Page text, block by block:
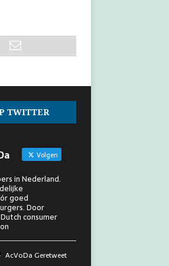
TWITTER
Volgen
in Nederland.
goed
Door
consumer
AcVoDa Geretweet